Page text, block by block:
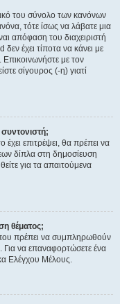
του σύνολο των κανόνων
τότε ίσως να λάβατε μια
απόφαση του διαχειριστή
έχει τίποτα να κάνει με
Επικοινωνήστε με τον
σίγουρος (-η) γιατί
επιτρέψει, θα πρέπει να
δίπλα στη δημοσίευση
για τα απαιτούμενα
θέματος;
πρέπει να συμπληρωθούν
Για να επαναφορτώσετε ένα
Ελέγχου Μέλους.